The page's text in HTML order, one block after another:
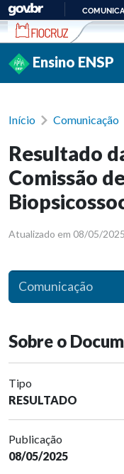
Ir para conteúdo
Ensino ENSP
Início Comunicação
Resultado
Comissão
Atualizado em 08/05/2025
Comunicação
Sobre o
Tipo
RESULTADO
Publicação
08/05/2025